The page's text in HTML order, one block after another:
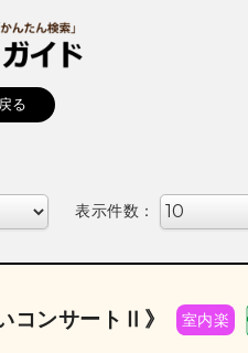
る
表示件数：
コンサートⅡ》 室内楽